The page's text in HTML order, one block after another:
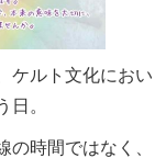
ケルト文化におい
日。
時間ではなく、